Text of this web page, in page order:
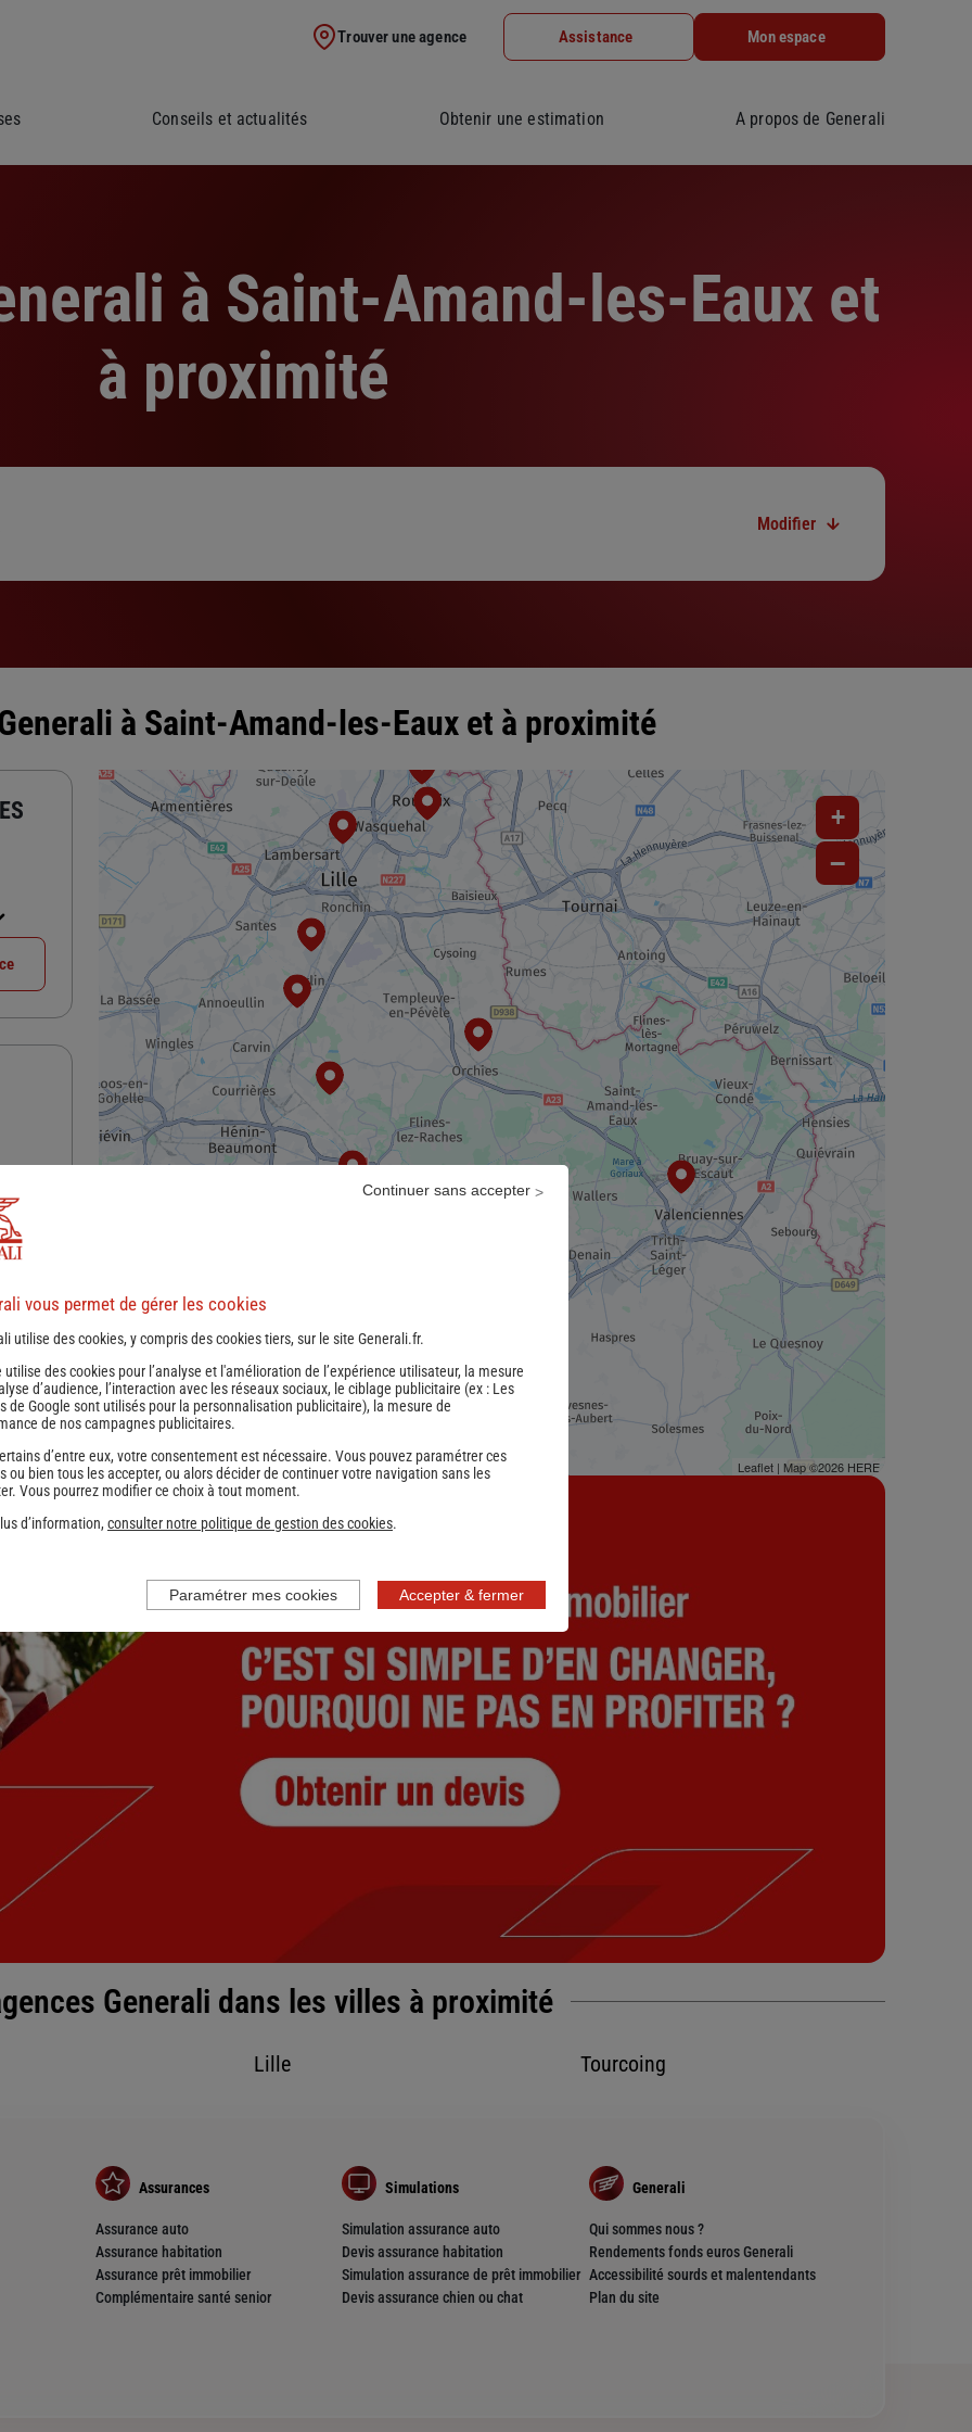
Trouver une agence Assistance Mon espace
Conseils et actualités Obtenir une estimation A propos de Generali
à Saint-Amand-les-Eaux et
à proximité
Modifier
à Saint-Amand-les-Eaux et à proximité
+
−
Leaflet| Map ©2026 HERE
Generali dans les villes à proximité
Lille Tourcoing
Assurances
Assurance auto
Assurance habitation
Assurance prêt immobilier
Complémentaire santé senior
Simulations
Simulation assurance auto
Devis assurance habitation
Simulation assurance de prêt immobilier
Devis assurance chien ou chat
Generali
Qui sommes nous ?
Rendements fonds euros Generali
Accessibilité sourds et malentendants
Plan du site
vous permet de gérer les cookies
utilise des cookies, y compris des cookies tiers, sur le site Generali.fr.
utilise des cookies pour l’analyse et l'amélioration de l’expérience utilisateur, la mesure
d’audience, l’interaction avec les réseaux sociaux, le ciblage publicitaire (ex : Les
de Google sont utilisés pour la personnalisation publicitaire), la mesure de
de nos campagnes publicitaires.
d’entre eux, votre consentement est nécessaire. Vous pouvez paramétrer ces
ou bien tous les accepter, ou alors décider de continuer votre navigation sans les
Vous pourrez modifier ce choix à tout moment.
d’information, consulter notre politique de gestion des cookies.
Accepter & fermer
Continuer sans accepter
Paramétrer mes cookies